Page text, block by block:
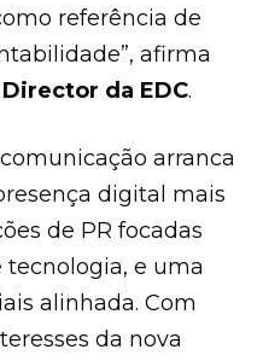
referência de
afirma
da EDC.
arranca
digital mais
de PR focadas
tecnologia, e uma
alinhada. Com
da nova